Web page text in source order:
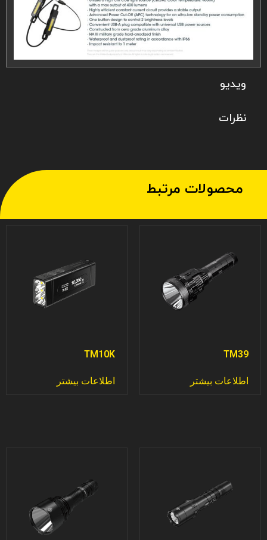
ویدیو
نظرات
محصولات مرتبط
TM39
اطلاعات بیشتر
TM10K
اطلاعات بیشتر